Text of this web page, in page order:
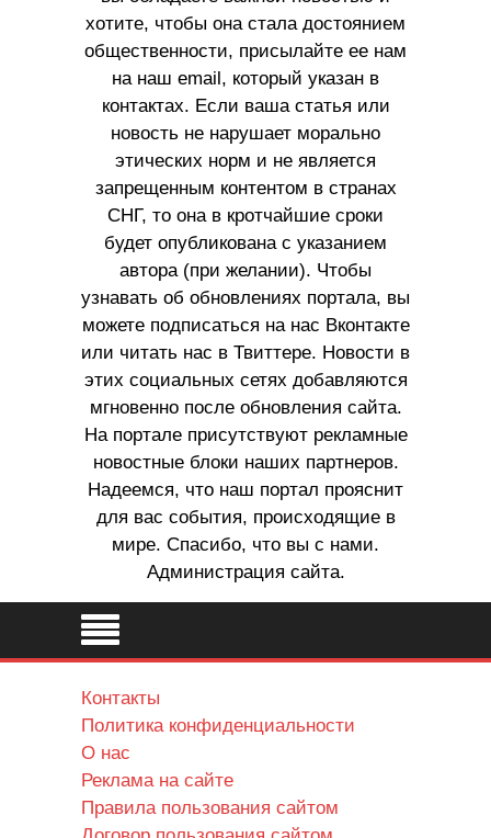
хотите, чтобы она стала достоянием
общественности, присылайте ее нам
на наш email, который указан в
контактах. Если ваша статья или
новость не нарушает морально
этических норм и не является
запрещенным контентом в странах
СНГ, то она в кротчайшие сроки
будет опубликована с указанием
автора (при желании). Чтобы
узнавать об обновлениях портала, вы
можете подписаться на нас Вконтакте
или читать нас в Твиттере. Новости в
этих социальных сетях добавляются
мгновенно после обновления сайта.
На портале присутствуют рекламные
новостные блоки наших партнеров.
Надеемся, что наш портал прояснит
для вас события, происходящие в
мире. Спасибо, что вы с нами.
Администрация сайта.
Контакты
Политика конфиденциальности
О нас
Реклама на сайте
Правила пользования сайтом